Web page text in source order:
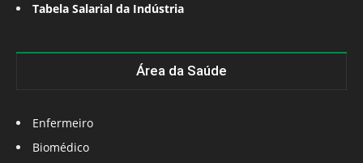
Tabela Salarial da Indústria
Área da Saúde
Enfermeiro
Biomédico